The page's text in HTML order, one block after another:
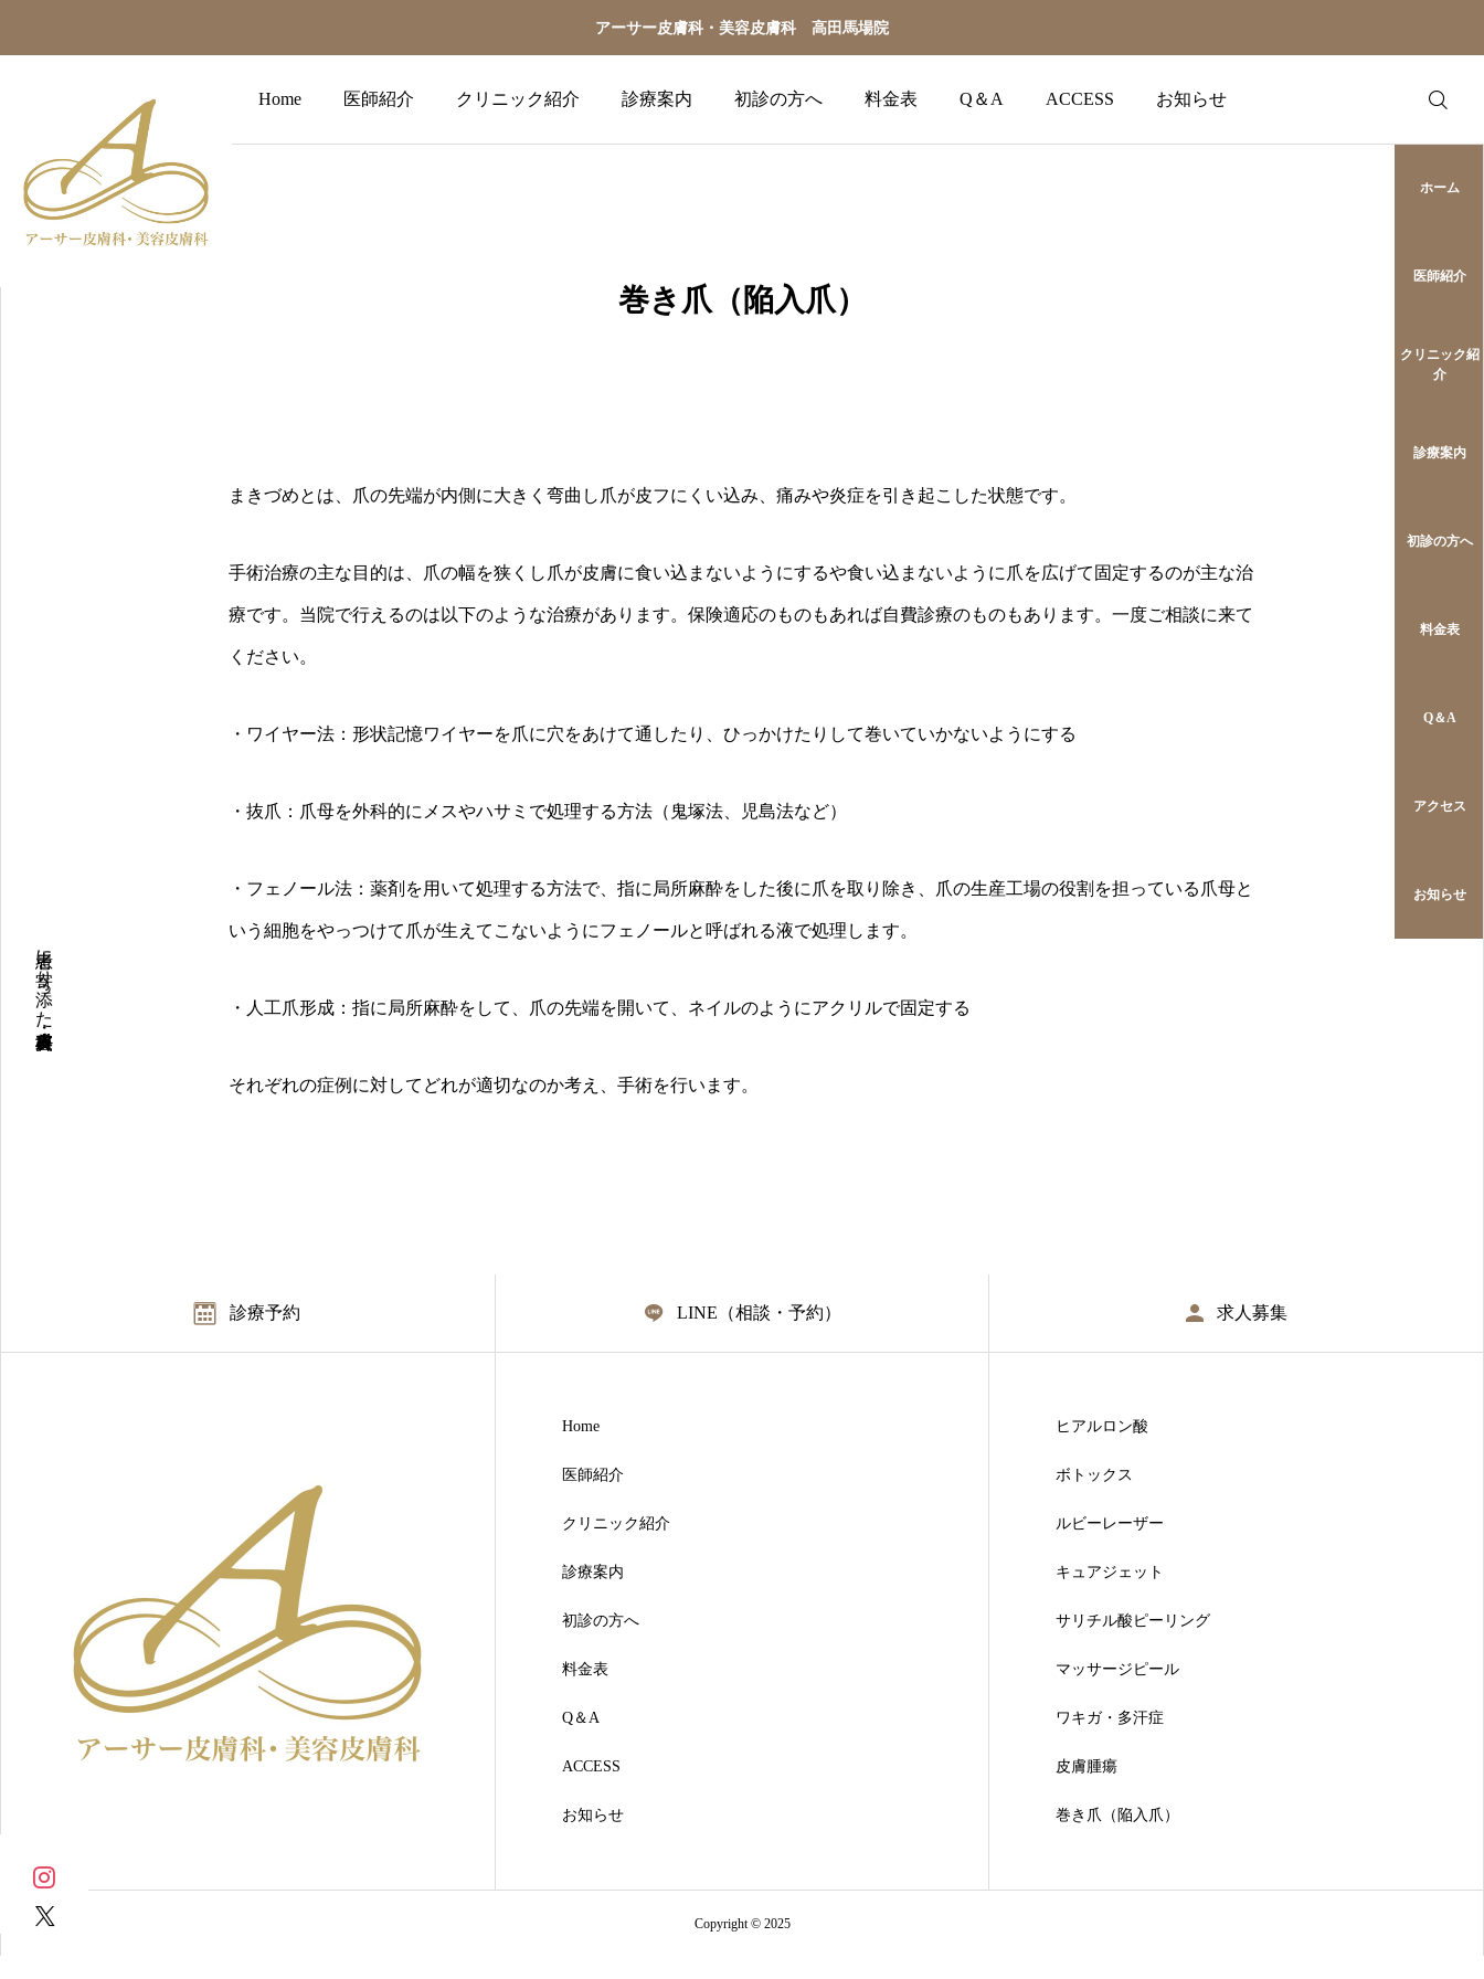
アーサー皮膚科・美容皮膚科 高田馬場院
Home 医師紹介 クリニック紹介 診療案内 初診の方へ 料金表 Q＆A ACCESS お知らせ
患者に寄り添った皮膚科・美容皮膚科
ホーム
医師紹介
クリニック紹
介
診療案内
初診の方へ
料金表
Q＆A
アクセス
お知らせ
巻き爪（陥入爪）
まきづめとは、爪の先端が内側に大きく弯曲し爪が皮フにくい込み、痛みや炎症を引き起こした状態です。
手術治療の主な目的は、爪の幅を狭くし爪が皮膚に食い込まないようにするや食い込まないように爪を広げて固定するのが主な治
療です。当院で行えるのは以下のような治療があります。保険適応のものもあれば自費診療のものもあります。一度ご相談に来て
ください。
・ワイヤー法：形状記憶ワイヤーを爪に穴をあけて通したり、ひっかけたりして巻いていかないようにする
・抜爪：爪母を外科的にメスやハサミで処理する方法（鬼塚法、児島法など）
・フェノール法：薬剤を用いて処理する方法で、指に局所麻酔をした後に爪を取り除き、爪の生産工場の役割を担っている爪母と
いう細胞をやっつけて爪が生えてこないようにフェノールと呼ばれる液で処理します。
・人工爪形成：指に局所麻酔をして、爪の先端を開いて、ネイルのようにアクリルで固定する
それぞれの症例に対してどれが適切なのか考え、手術を行います。
診療予約 LINE（相談・予約） 求人募集
Home
医師紹介
クリニック紹介
診療案内
初診の方へ
料金表
Q＆A
ACCESS
お知らせ
ヒアルロン酸
ボトックス
ルビーレーザー
キュアジェット
サリチル酸ピーリング
マッサージピール
ワキガ・多汗症
皮膚腫瘍
巻き爪（陥入爪）
Copyright © 2025